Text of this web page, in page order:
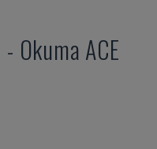
- Okuma ACE